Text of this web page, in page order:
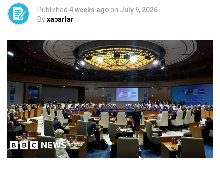
Published 4 weeks ago on July 9, 2026
Byxabarlar